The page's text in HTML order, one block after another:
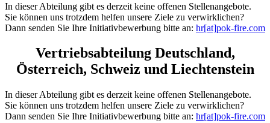
In dieser Abteilung gibt es derzeit keine offenen Stellenangebote.
Sie können uns trotzdem helfen unsere Ziele zu verwirklichen?
Dann senden Sie Ihre Initiativbewerbung bitte an: hr[at]pok-fire.com
Vertriebsabteilung Deutschland,
Österreich, Schweiz und Liechtenstein
In dieser Abteilung gibt es derzeit keine offenen Stellenangebote.
Sie können uns trotzdem helfen unsere Ziele zu verwirklichen?
Dann senden Sie Ihre Initiativbewerbung bitte an: hr[at]pok-fire.com